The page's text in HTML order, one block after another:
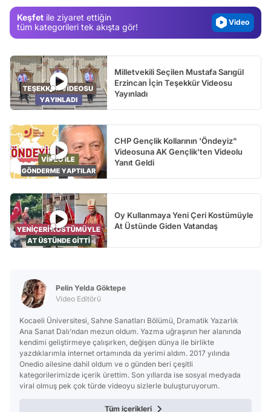
Keşfet ile ziyaret ettiğin
tüm kategorileri tek akışta gör!
Video
Milletvekili Seçilen Mustafa Sarıgül
Erzincan İçin Teşekkür Videosu
Yayınladı
CHP Gençlik Kollarının 'Öndeyiz"
Videosuna AK Gençlik'ten Videolu
Yanıt Geldi
Oy Kullanmaya Yeni Çeri Kostümüyle
At Üstünde Giden Vatandaş
Pelin Yelda Göktepe
Video Editörü
Kocaeli Üniversitesi, Sahne Sanatları Bölümü, Dramatik Yazarlık
Ana Sanat Dalı’ndan mezun oldum. Yazma uğraşının her alanında
kendimi geliştirmeye çalışırken, değişen dünya ile birlikte
yazdıklarımla internet ortamında da yerimi aldım. 2017 yılında
Onedio ailesine dahil oldum ve o günden beri çeşitli
kategorilerimizde içerik ürettim. Son yıllarda ise sosyal medyada
viral olmuş pek çok türde videoyu sizlerle buluşturuyorum.
Tüm içerikleri